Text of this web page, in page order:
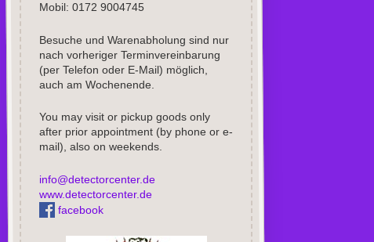
Mobil: 0172 9004745
Besuche und Warenabholung sind nur
nach vorheriger Terminvereinbarung
(per Telefon oder E-Mail) möglich,
auch am Wochenende.
You may visit or pickup goods only
after prior appointment (by phone or e-
mail), also on weekends.
info@detectorcenter.de
www.detectorcenter.de
facebook